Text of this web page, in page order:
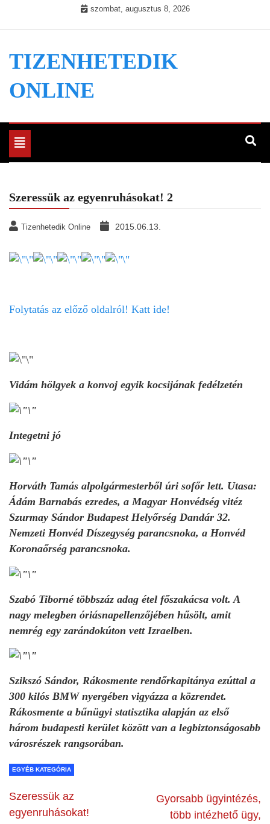
szombat, augusztus 8, 2026
TIZENHETEDIK
ONLINE
Toggle
navigation
Szeressük az egyenruhásokat! 2
Tizenhetedik Online 2015.06.13.
Folytatás az előző oldalról! Katt ide!
Vidám hölgyek a konvoj egyik kocsijának fedélzetén
Integetni jó
Horváth Tamás alpolgármesterből úri sofőr lett. Utasa:
Ádám Barnabás ezredes, a Magyar Honvédség vitéz
Szurmay Sándor Budapest Helyőrség Dandár 32.
Nemzeti Honvéd Díszegység parancsnoka, a Honvéd
Koronaőrség parancsnoka.
Szabó Tiborné többszáz adag étel főszakácsa volt. A
nagy melegben óriásnapellenzőjében hűsölt, amit
nemrég egy zarándokúton vett Izraelben.
Szikszó Sándor, Rákosmente rendőrkapitánya ezúttal a
300 kilós BMW nyergében vigyázza a közrendet.
Rákosmente a bűnügyi statisztika alapján az első
három budapesti kerület között van a legbiztonságosabb
városrészek rangsorában.
EGYÉB KATEGÓRIA
Szeressük az
egyenruhásokat!
Gyorsabb ügyintézés,
több intézhető ügy,